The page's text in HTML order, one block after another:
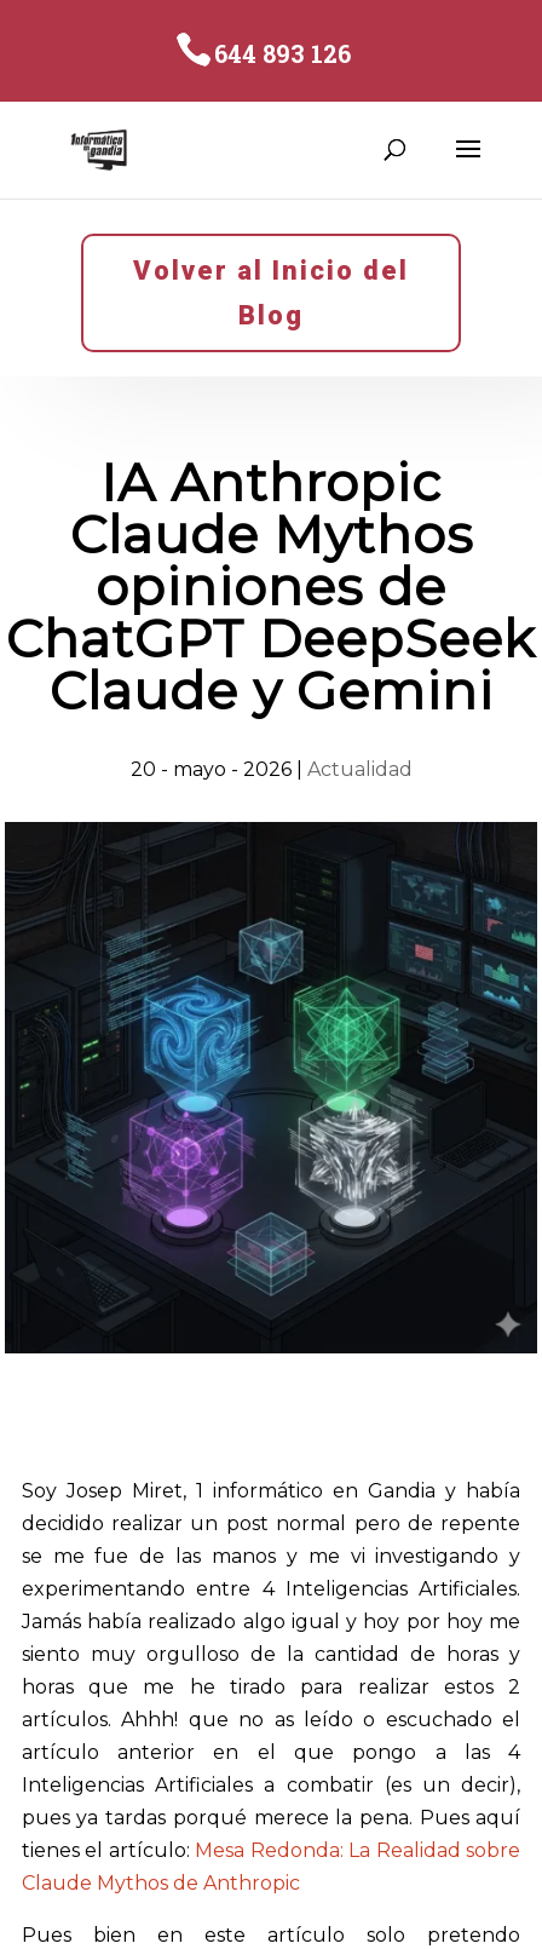
644 893 126
Volver al Inicio del
Blog
IA Anthropic
Claude Mythos
opiniones de
ChatGPT DeepSeek
Claude y Gemini
20 - mayo - 2026| Actualidad
Soy Josep Miret, 1 informático en Gandia y había
decidido realizar un post normal pero de repente
se me fue de las manos y me vi investigando y
experimentando entre 4 Inteligencias Artificiales.
Jamás había realizado algo igual y hoy por hoy me
siento muy orgulloso de la cantidad de horas y
horas que me he tirado para realizar estos 2
artículos. Ahhh! que no as leído o escuchado el
artículo anterior en el que pongo a las 4
Inteligencias Artificiales a combatir (es un decir),
pues ya tardas porqué merece la pena. Pues aquí
tienes el artículo: Mesa Redonda: La Realidad sobre
Claude Mythos de Anthropic
Pues bien en este artículo solo pretendo